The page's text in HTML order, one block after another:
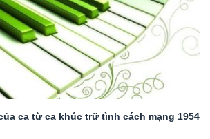
ca từ ca khúc trữ tình cách mạng 1954